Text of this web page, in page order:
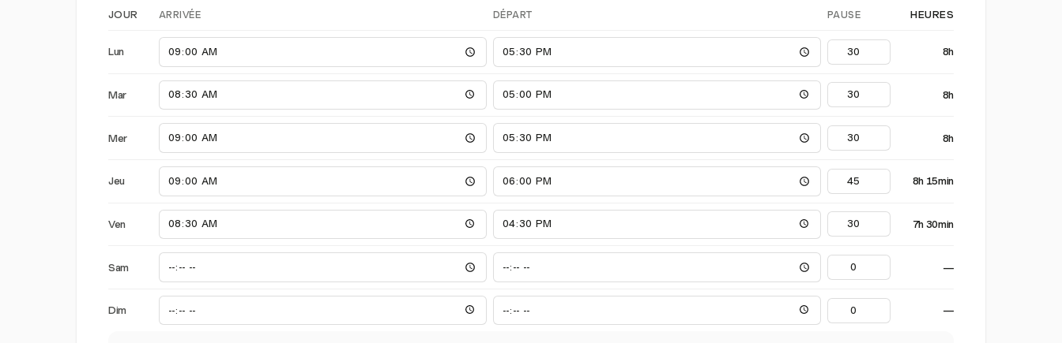
JOUR ARRIVÉE DÉPART PAUSE HEURES
Lun 8h
Mar 8h
Mer 8h
Jeu 8h 15min
Ven 7h 30min
Sam —
Dim —